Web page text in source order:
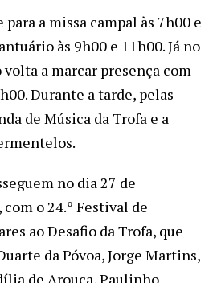
para a missa campal às 7h00 e
às 9h00 e 11h00. Já no
a marcar presença com
Durante a tarde, pelas
de Música da Trofa e a
no dia 27 de
o 24.º Festival de
ao Desafio da Trofa, que
da Póvoa, Jorge Martins,
de Arouca, Paulinho